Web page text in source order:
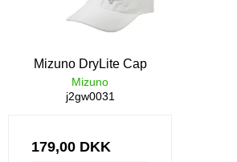
Mizuno DryLite Cap
Mizuno
j2gw0031
179,00 DKK